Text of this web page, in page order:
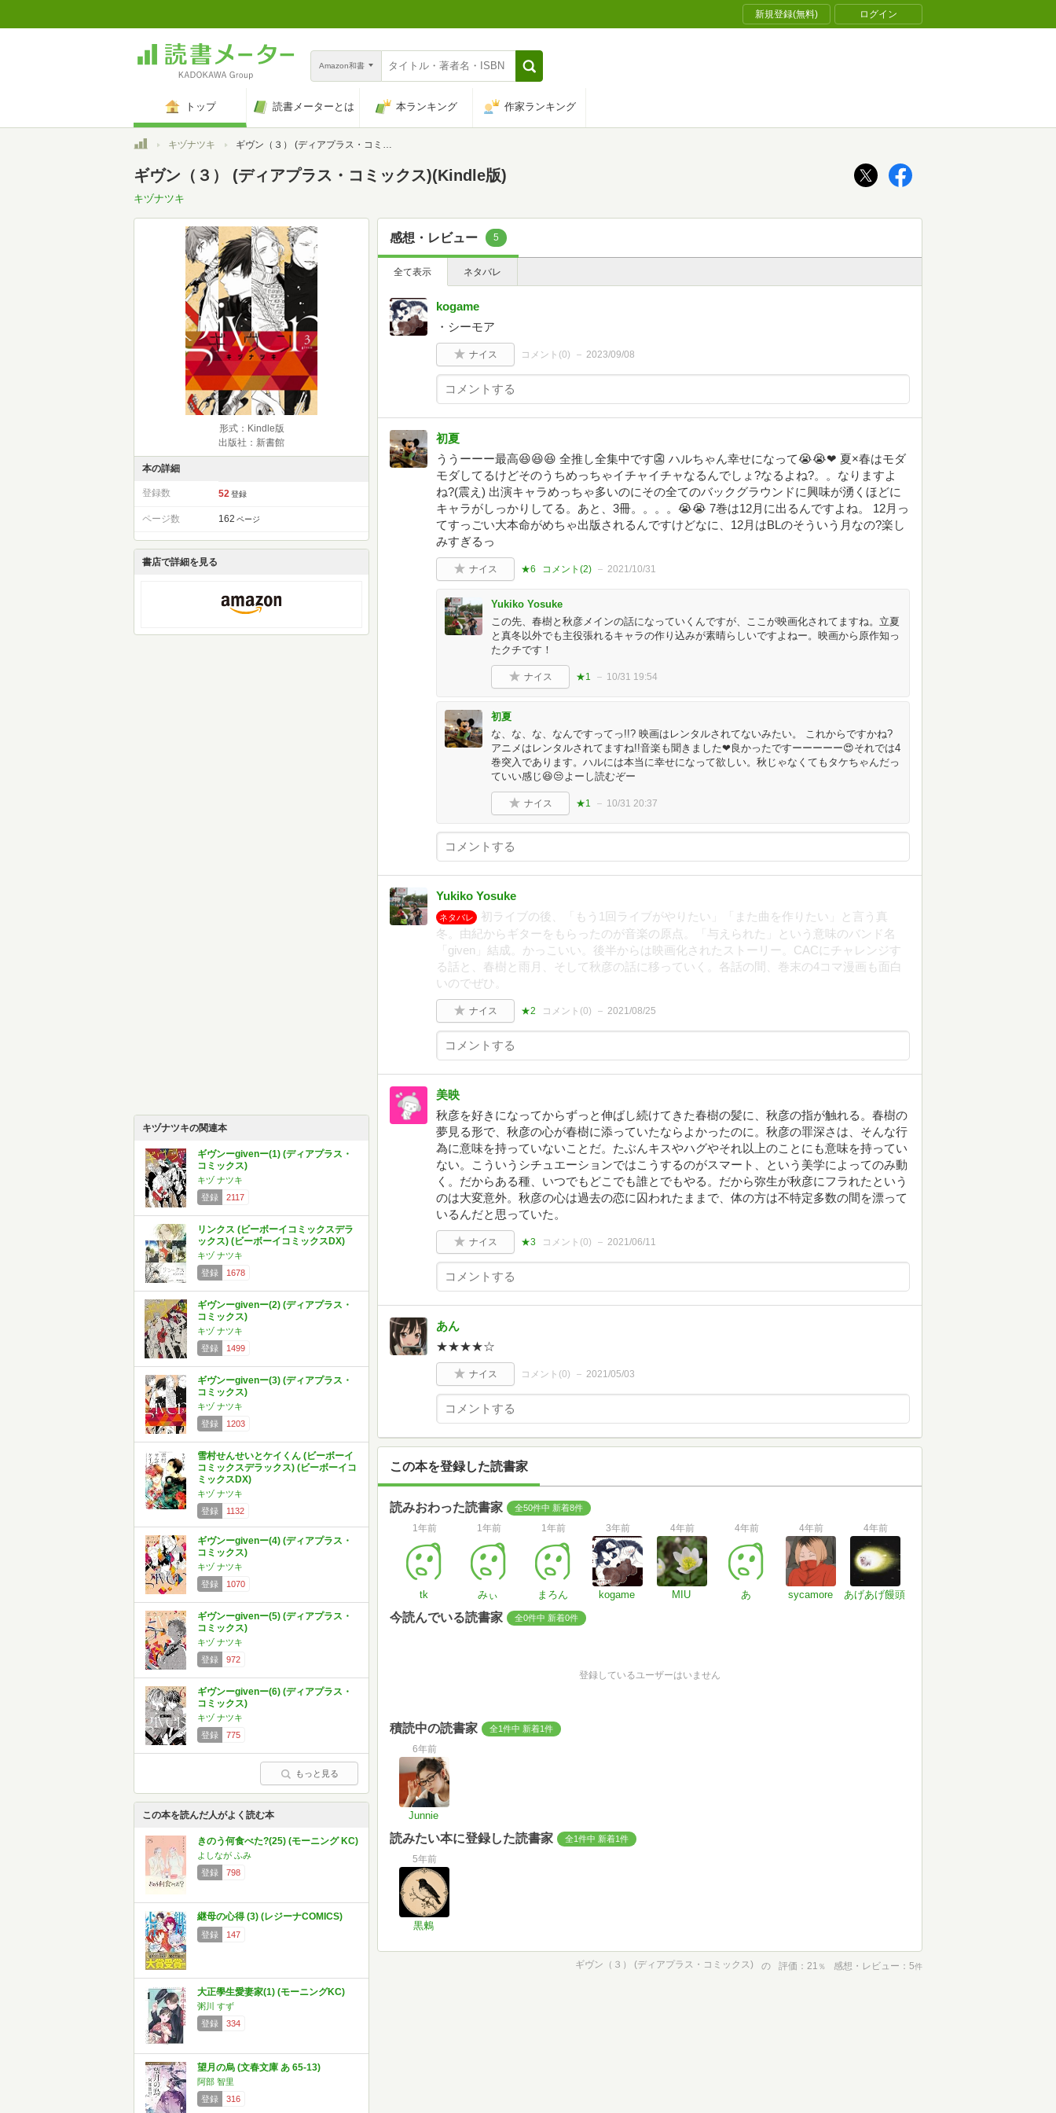
新規登録(無料) ログイン
Amazon和書
トップ 読書メーターとは 本ランキング 作家ランキング
トップキヅナツキ ギヴン（３） (ディアプラス・コミックス)
ギヴン（３） (ディアプラス・コミックス)(Kindle版)
キヅナツキ
形式：Kindle版
出版社：新書館
本の詳細
登録数 52 登録
ページ数 162 ページ
書店で詳細を見る
キヅナツキの関連本
ギヴンーgivenー(1) (ディアプラス・
コミックス)
キヅ ナツキ
登録
2117
リンクス (ビーボーイコミックスデラ
ックス) (ビーボーイコミックスDX)
キヅ ナツキ
登録
1678
ギヴンーgivenー(2) (ディアプラス・
コミックス)
キヅ ナツキ
登録
1499
ギヴンーgivenー(3) (ディアプラス・
コミックス)
キヅ ナツキ
登録
1203
雪村せんせいとケイくん (ビーボーイ
コミックスデラックス) (ビーボーイコ
ミックスDX)
キヅ ナツキ
登録
1132
ギヴンーgivenー(4) (ディアプラス・
コミックス)
キヅ ナツキ
登録
1070
ギヴンーgivenー(5) (ディアプラス・
コミックス)
キヅ ナツキ
登録
972
ギヴンーgivenー(6) (ディアプラス・
コミックス)
キヅ ナツキ
登録
775
もっと見る
この本を読んだ人がよく読む本
きのう何食べた?(25) (モーニング KC)
よしなが ふみ
登録
798
継母の心得 (3) (レジーナCOMICS)
登録 147
大正學生愛妻家(1) (モーニングKC)
粥川 すず
登録
334
望月の烏 (文春文庫 あ 65-13)
阿部 智里
登録
316
感想・レビュー 5
全て表示 ネタバレ
kogame
・シーモア
ナイス コメント(0) 2023/09/08
初夏
ううーーー最高😆😆😆 全推し全集中です👺 ハルちゃん幸せになって😭😭❤ 夏×春はモダ
モダしてるけどそのうちめっちゃイチャイチャなるんでしょ?なるよね?。。なりますよ
ね?(震え) 出演キャラめっちゃ多いのにその全てのバックグラウンドに興味が湧くほどに
キャラがしっかりしてる。あと、3冊。。。。😭😭 7巻は12月に出るんですよね。 12月っ
てすっごい大本命がめちゃ出版されるんですけどなに、12月はBLのそういう月なの?楽し
みすぎるっ
ナイス ★6 コメント(2) 2021/10/31
Yukiko Yosuke
この先、春樹と秋彦メインの話になっていくんですが、ここが映画化されてますね。立夏
と真冬以外でも主役張れるキャラの作り込みが素晴らしいですよねー。映画から原作知っ
たクチです！
ナイス ★1 10/31 19:54
初夏
な、な、な、なんですってっ!!? 映画はレンタルされてないみたい。 これからですかね?
アニメはレンタルされてますね!!音楽も聞きました❤良かったですーーーーー😍それでは4
巻突入であります。ハルには本当に幸せになって欲しい。秋じゃなくてもタケちゃんだっ
ていい感じ😆😒よーし読むぞー
ナイス ★1 10/31 20:37
Yukiko Yosuke
ネタバレ
初ライブの後、「もう1回ライブがやりたい」「また曲を作りたい」と言う真
冬。由紀からギターをもらったのが音楽の原点。「与えられた」という意味のバンド名
「given」結成。かっこいい。後半からは映画化されたストーリー。CACにチャレンジす
る話と、春樹と雨月、そして秋彦の話に移っていく。各話の間、巻末の4コマ漫画も面白
いのでぜひ。
ナイス ★2 コメント(0) 2021/08/25
美映
秋彦を好きになってからずっと伸ばし続けてきた春樹の髪に、秋彦の指が触れる。春樹の
夢見る形で、秋彦の心が春樹に添っていたならよかったのに。秋彦の罪深さは、そんな行
為に意味を持っていないことだ。たぶんキスやハグやそれ以上のことにも意味を持ってい
ない。こういうシチュエーションではこうするのがスマート、という美学によってのみ動
く。だからある種、いつでもどこでも誰とでもやる。だから弥生が秋彦にフラれたという
のは大変意外。秋彦の心は過去の恋に囚われたままで、体の方は不特定多数の間を漂って
いるんだと思っていた。
ナイス ★3 コメント(0) 2021/06/11
あん
★★★★☆
ナイス コメント(0) 2021/05/03
この本を登録した読書家
読みおわった読書家 全50件中 新着8件
1年前
tk
1年前
みぃ
1年前
まろん
3年前
kogame
4年前
MIU
4年前
あ
4年前
sycamore
4年前
あげあげ饅頭
今読んでいる読書家 全0件中 新着0件
登録しているユーザーはいません
積読中の読書家 全1件中 新着1件
6年前
Junnie
読みたい本に登録した読書家 全1件中 新着1件
5年前
黒鶫
ギヴン（３） (ディアプラス・コミックス) の 評価 21 ％ 感想・レビュー 5件